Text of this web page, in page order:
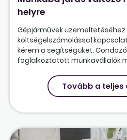
helyre
Gépjárművek
költségelszámolással
kérem a segítségüket.
foglalkoztatott munkavállalók
Tovább a teljes